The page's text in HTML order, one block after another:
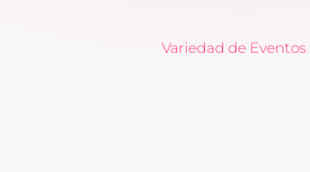
Variedad de Eventos